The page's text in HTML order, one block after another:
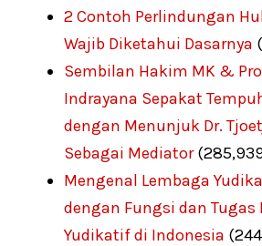
2 Contoh Perlindungan
Wajib Diketahui Dasarnya
Sembilan Hakim MK &
Indrayana Sepakat
dengan Menunjuk Dr.
Sebagai Mediator
Mengenal Lembaga
dengan Fungsi dan Tugas
Yudikatif di Indonesia